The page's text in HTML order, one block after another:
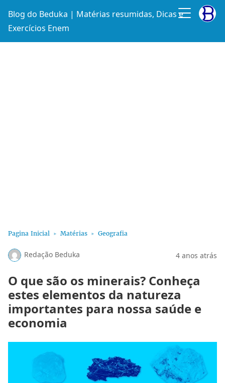
Blog do Beduka | Matérias resumidas, Dicas e
Exercícios Enem
Pagina Inicial Matérias Geografia
Redação Beduka 4 anos atrás
O que são os minerais? Conheça
estes elementos da natureza
importantes para nossa saúde e
economia